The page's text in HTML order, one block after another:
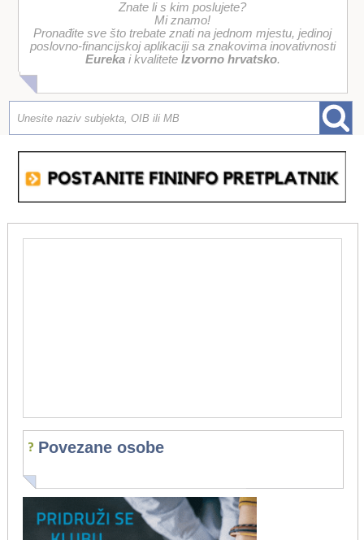
Znate li s kim poslujete?
Mi znamo!
Pronađite sve što trebate znati na jednom mjestu, jedinoj
poslovno-financijskoj aplikaciji sa znakovima inovativnosti
Eurekai kvalitete Izvorno hrvatsko.
Povezane osobe